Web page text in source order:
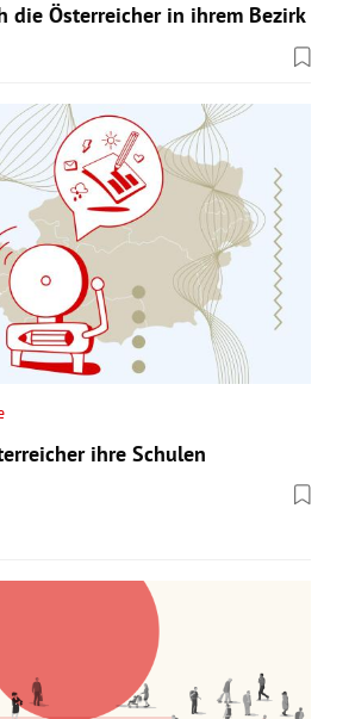
die Österreicher in ihrem Bezirk
ihre Schulen